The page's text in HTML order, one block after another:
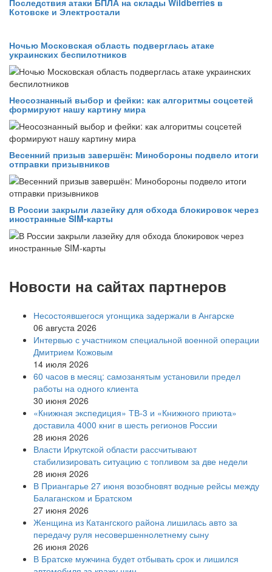
Последствия атаки БПЛА на склады Wildberries в
Котовске и Электростали
Ночью Московская область подверглась атаке
украинских беспилотников
Неосознанный выбор и фейки: как алгоритмы соцсетей
формируют нашу картину мира
Весенний призыв завершён: Минобороны подвело итоги
отправки призывников
В России закрыли лазейку для обхода блокировок через
иностранные SIM-карты
Новости на сайтах партнеров
Несостоявшегося угонщика задержали в Ангарске
06 августа 2026
Интервью с участником специальной военной операции
Дмитрием Кожовым
14 июля 2026
60 часов в месяц: самозанятым установили предел
работы на одного клиента
30 июня 2026
«Книжная экспедиция» ТВ-3 и «Книжного приюта»
доставила 4000 книг в шесть регионов России
28 июня 2026
Власти Иркутской области рассчитывают
стабилизировать ситуацию с топливом за две недели
28 июня 2026
В Приангарье 27 июня возобновят водные рейсы между
Балаганском и Братском
27 июня 2026
Женщина из Катангского района лишилась авто за
передачу руля несовершеннолетнему сыну
26 июня 2026
В Братске мужчина будет отбывать срок и лишился